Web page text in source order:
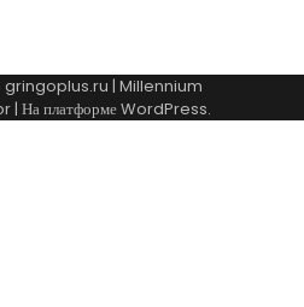
gringoplus.ru | Millennium
| На платформеWordPress.